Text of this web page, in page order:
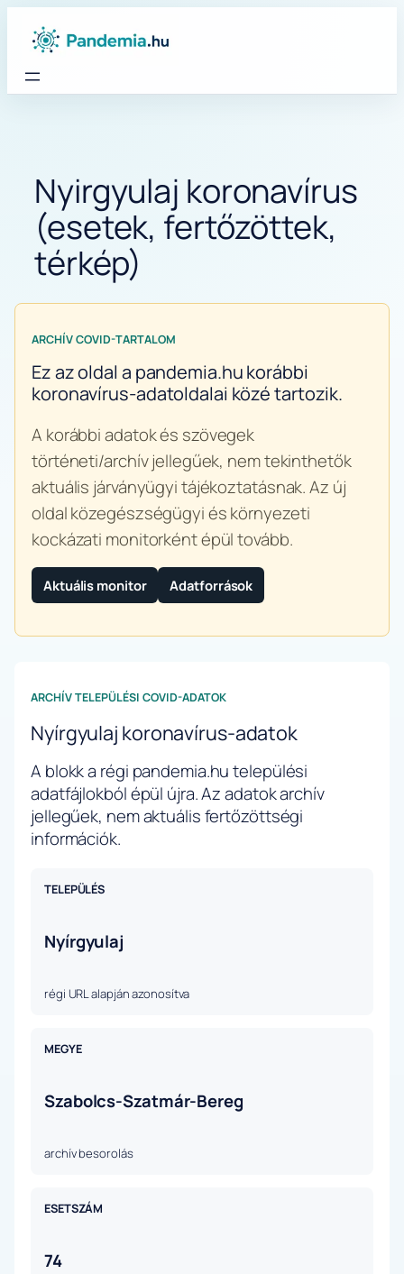
Nyirgyulaj koronavírus
(esetek, fertőzöttek,
térkép)
ARCHÍV COVID-TARTALOM
Ez az oldal a pandemia.hu korábbi
koronavírus-adatoldalai közé tartozik.
A korábbi adatok és szövegek
történeti/archív jellegűek, nem tekinthetők
aktuális járványügyi tájékoztatásnak. Az új
oldal közegészségügyi és környezeti
kockázati monitorként épül tovább.
Aktuális monitor Adatforrások
ARCHÍV TELEPÜLÉSI COVID-ADATOK
Nyírgyulaj koronavírus-adatok
A blokk a régi pandemia.hu települési
adatfájlokból épül újra. Az adatok archív
jellegűek, nem aktuális fertőzöttségi
információk.
TELEPÜLÉS
Nyírgyulaj
régi URL alapján azonosítva
MEGYE
Szabolcs-Szatmár-Bereg
archív besorolás
ESETSZÁM
74